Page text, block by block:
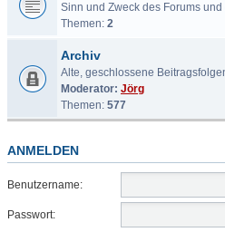
Sinn und Zweck des Forums
Themen: 2
Archiv
Alte, geschlossene
Moderator: Jörg
Themen: 577
ANMELDEN
Benutzername:
Passwort: